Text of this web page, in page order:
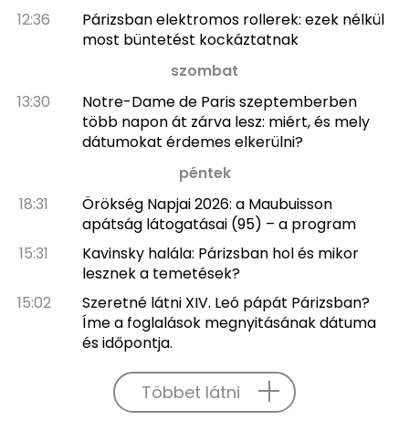
12:36
Párizsban elektromos rollerek: ezek nélkül
most büntetést kockáztatnak
szombat
13:30
Notre-Dame de Paris szeptemberben
több napon át zárva lesz: miért, és mely
dátumokat érdemes elkerülni?
péntek
18:31
Örökség Napjai 2026: a Maubuisson
apátság látogatásai (95) – a program
15:31
Kavinsky halála: Párizsban hol és mikor
lesznek a temetések?
15:02
Szeretné látni XIV. Leó pápát Párizsban?
Íme a foglalások megnyitásának dátuma
és időpontja.
Többet látni